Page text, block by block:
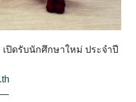
ปิดรับนักศึกษาใหม่ ประจำปี